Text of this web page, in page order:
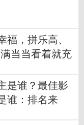
福，拼乐高、
当当看着就充
是谁？最佳影
谁：排名来